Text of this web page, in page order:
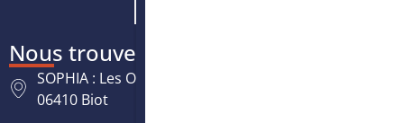
Nous trouver
SOPHIA : Les Oréades, 125 rue des Amandiers,
06410 Biot